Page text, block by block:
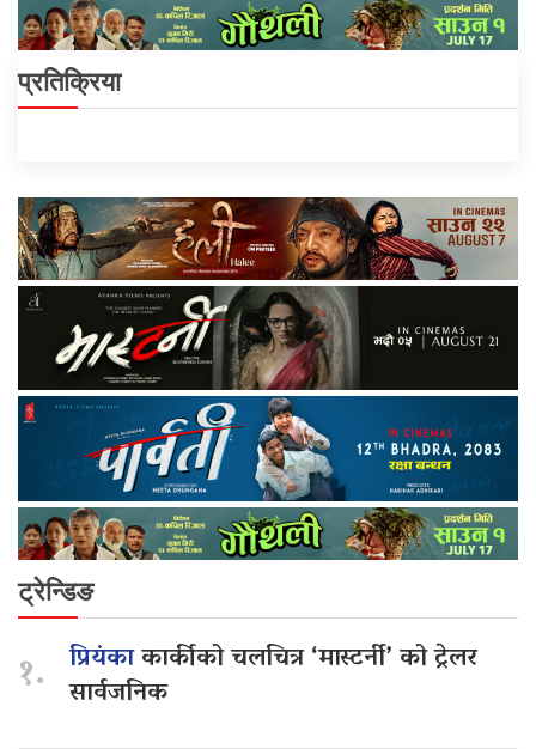
प्रतिक्रिया
ट्रेन्डिङ
१. प्रियंकाकार्कीको चलचित्र ‘मास्टर्नी’ को ट्रेलर
सार्वजनिक